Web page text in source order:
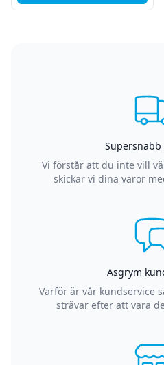
Supersnabb
Vi förstår att du inte vill
skickar vi dina varor
Asgrym
Varför är vår kundservice
strävar efter att vara